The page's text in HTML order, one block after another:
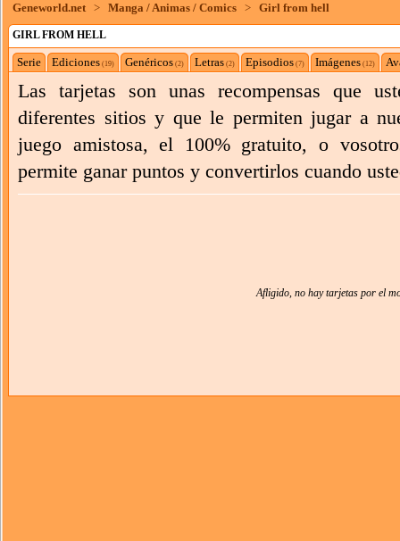
Geneworld.net > Manga / Animas / Comics > Girl from hell
GIRL FROM HELL
Serie Ediciones (19) Genéricos (2) Letras (2) Episodios (7) Imágenes (12)
Las tarjetas son unas recompensas que
diferentes sitios y que le permiten jugar a
juego amistosa, el 100% gratuito, o
permite ganar puntos y convertirlos cuando
Afligido, no hay tarjetas por el